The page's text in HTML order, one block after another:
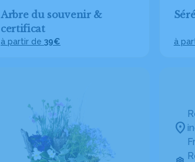
Arbre du souvenir &
certificat
à partir de 39€ à